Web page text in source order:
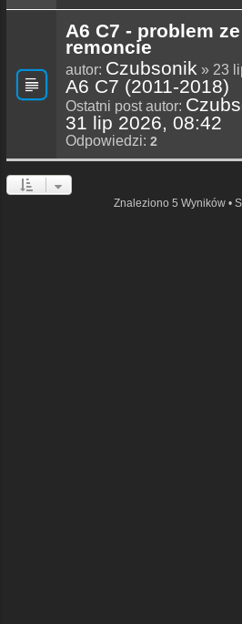
A6 C7 - problem
remoncie
autor: Czubsonik » 23
A6 C7 (2011-2018)
Ostatni post autor:
31 lip 2026, 08:42
Odpowiedzi: 2
Znaleziono 5 Wyników •